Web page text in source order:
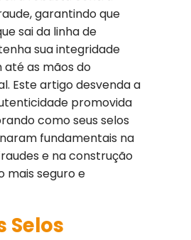
garantindo que
sai da linha de
sua integridade
até as mãos do
Este artigo desvenda a
promovida
como seus selos
fundamentais na
e na construção
mais seguro e
Selos